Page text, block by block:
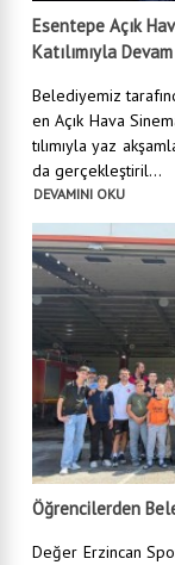
Esentepe Açık
Katılımıyla
Belediyemiz
en Açık Hava
tılımıyla yaz
da gerçekleştiril...
DEVAMINI OKU
Öğrencilerden
Değer Erzincan